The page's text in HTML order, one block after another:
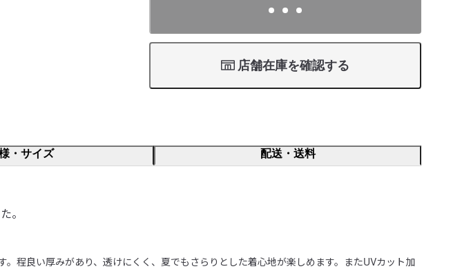
店舗在庫を確認する
・サイズ 配送・送料
。
程良い厚みがあり、透けにくく、夏でもさらりとした着心地が楽しめます。またUVカット加